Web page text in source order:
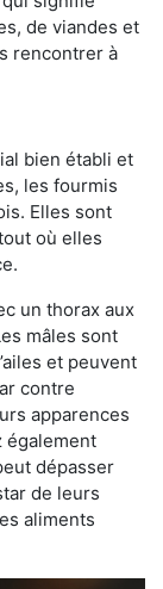
de viandes et
rencontrer à
bien établi et
les fourmis
Elles sont
où elles
un thorax aux
mâles sont
et peuvent
contre
apparences
également
dépasser
de leurs
aliments